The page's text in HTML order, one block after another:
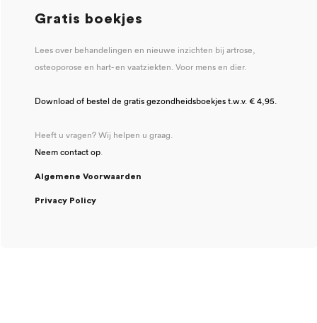
Gratis boekjes
Lees over behandelingen en nieuwe inzichten bij artrose,
osteoporose en hart- en vaatziekten. Voor mens en dier.
Download of bestel de gratis gezondheidsboekjes t.w.v. € 4,95.
Heeft u vragen? Wij helpen u graag.
Neem contact op.
Algemene Voorwaarden
Privacy Policy